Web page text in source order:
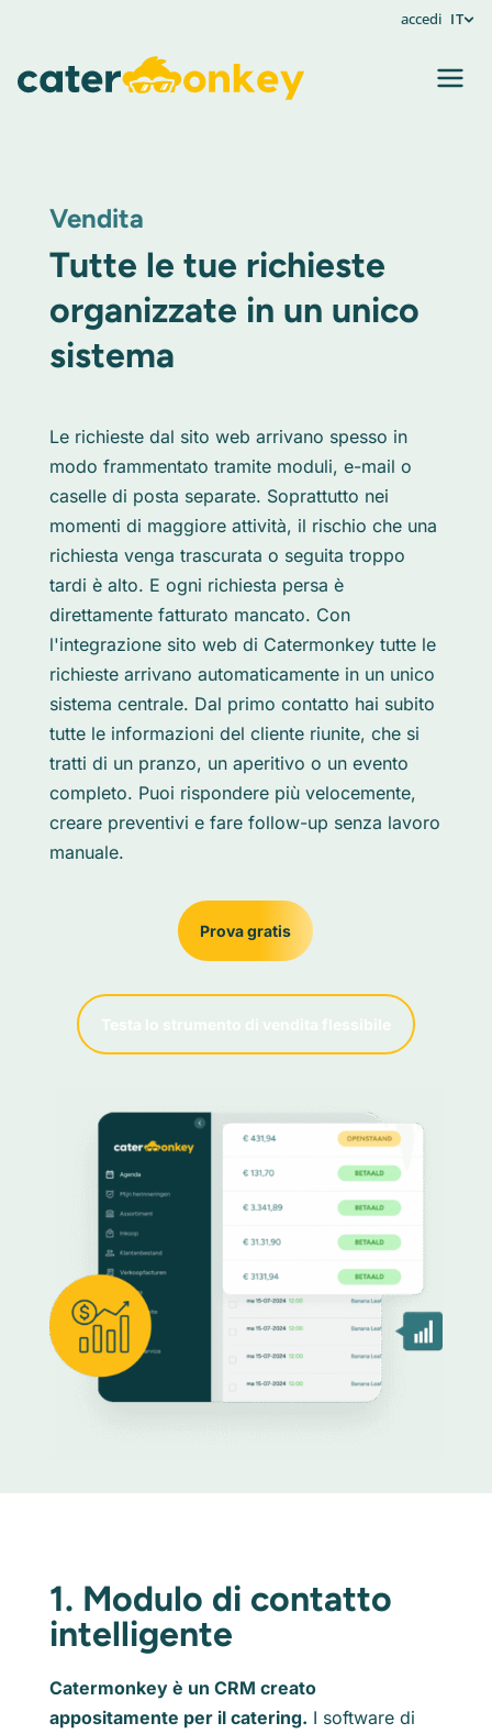
accedi IT
Vendita
Tutte le tue richieste
organizzate in un unico
sistema
Le richieste dal sito web arrivano spesso in
modo frammentato tramite moduli, e-mail o
caselle di posta separate. Soprattutto nei
momenti di maggiore attività, il rischio che una
richiesta venga trascurata o seguita troppo
tardi è alto. E ogni richiesta persa è
direttamente fatturato mancato. Con
l'integrazione sito web di Catermonkey tutte le
richieste arrivano automaticamente in un unico
sistema centrale. Dal primo contatto hai subito
tutte le informazioni del cliente riunite, che si
tratti di un pranzo, un aperitivo o un evento
completo. Puoi rispondere più velocemente,
creare preventivi e fare follow-up senza lavoro
manuale.
Prova gratis
1. Modulo di contatto
intelligente
Catermonkey è un CRM creato
appositamente per il catering. I software di